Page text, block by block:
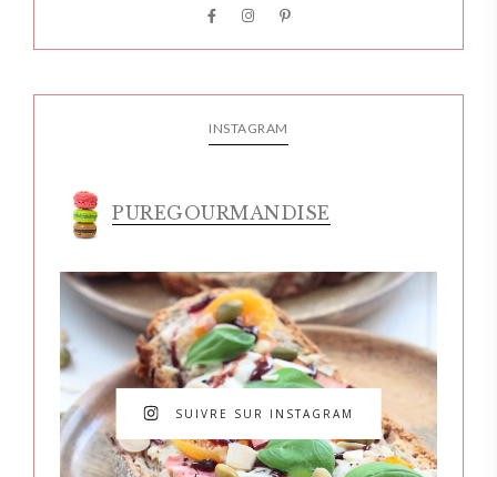
INSTAGRAM
PUREGOURMANDISE
SUIVRE SUR INSTAGRAM